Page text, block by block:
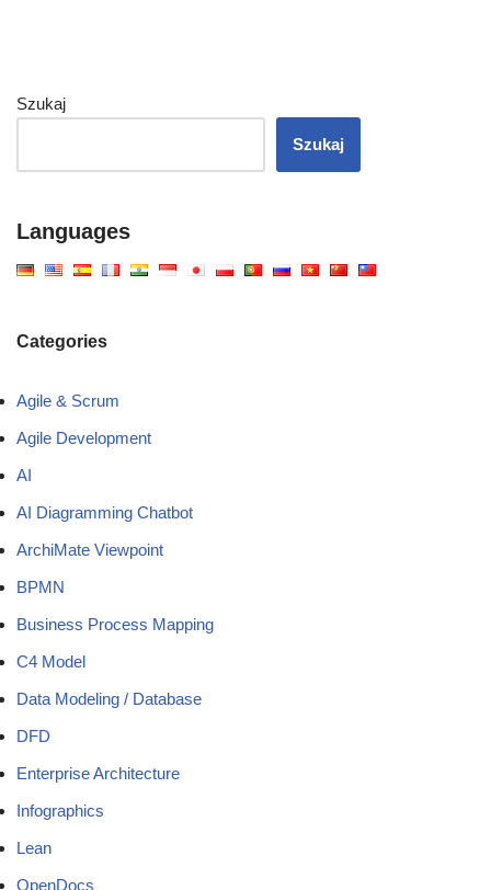
Szukaj
Szukaj
Languages
Categories
Agile & Scrum
Agile Development
AI
AI Diagramming Chatbot
ArchiMate Viewpoint
BPMN
Business Process Mapping
C4 Model
Data Modeling / Database
DFD
Enterprise Architecture
Infographics
Lean
OpenDocs